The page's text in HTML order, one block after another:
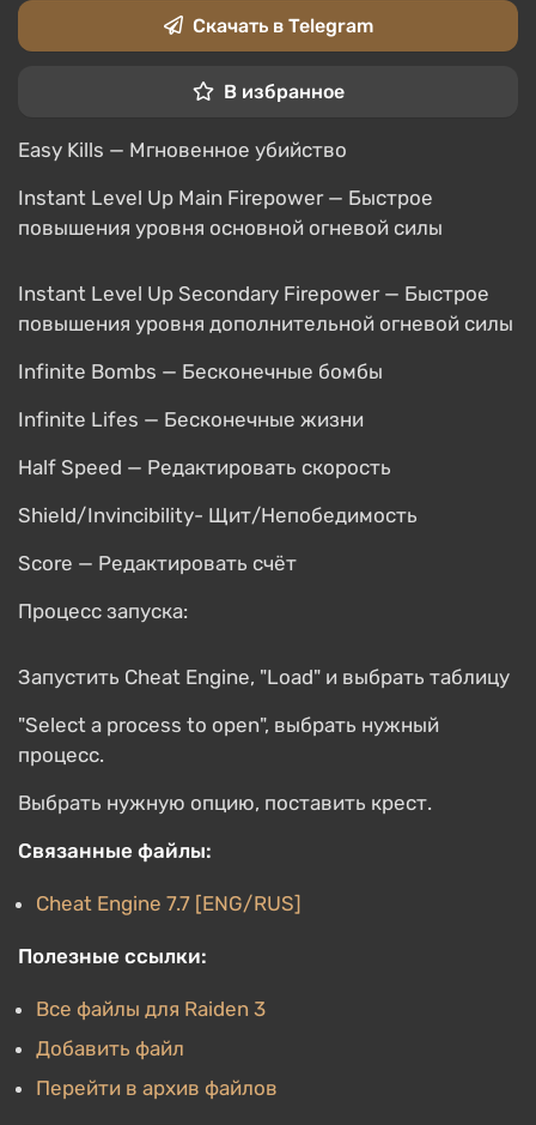
Скачать в Telegram
В избранное
Easy Kills — Мгновенное убийство
Instant Level Up Main Firepower — Быстрое
повышения уровня основной огневой силы
Instant Level Up Secondary Firepower — Быстрое
повышения уровня дополнительной огневой силы
Infinite Bombs — Бесконечные бомбы
Infinite Lifes — Бесконечные жизни
Half Speed — Редактировать скорость
Shield/Invincibility- Щит/Непобедимость
Score — Редактировать счёт
Процесс запуска:
Запустить Cheat Engine, "Load" и выбрать таблицу
"Select a process to open", выбрать нужный
процесс.
Выбрать нужную опцию, поставить крест.
Связанные файлы:
Cheat Engine 7.7 [ENG/RUS]
Полезные ссылки:
Все файлы для Raiden 3
Добавить файл
Перейти в архив файлов